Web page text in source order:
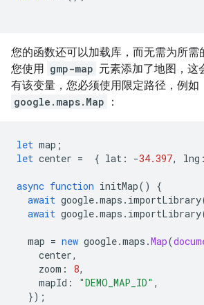
您的函数还可以加载库，而无需为所需
您使用 gmp-map 元素添加了地图，这
有该变量，您必须使用限定路径，例如
google.maps.Map
：
let map ;
let center = { lat : -34.397, lng :
async function initMap()
{
await google.maps . importLibrary
await google.maps . importLibrary
map = new google.maps .Map(
center,
zoom : 8,
mapId : "DEMO_MAP_ID" ,
});